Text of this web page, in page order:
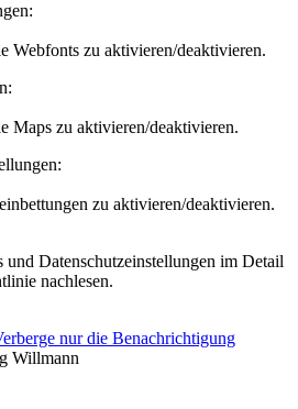
Webfonts zu aktivieren/deaktivieren.
Maps zu aktivieren/deaktivieren.
zu aktivieren/deaktivieren.
und Datenschutzeinstellungen im Detail
nachlesen.
nur die Benachrichtigung
Willmann